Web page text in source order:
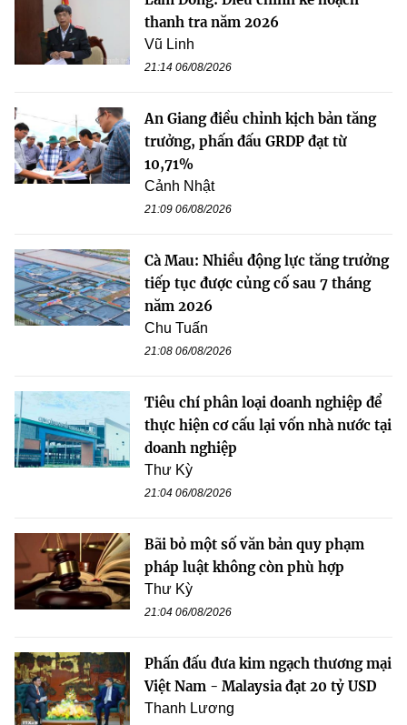
thanh tra năm 2026
Vũ Linh
21:14 06/08/2026
An Giang điều chỉnh kịch bản tăng
trưởng, phấn đấu GRDP đạt từ
10,71%
Cảnh Nhật
21:09 06/08/2026
Cà Mau: Nhiều động lực tăng trưởng
tiếp tục được củng cố sau 7 tháng
năm 2026
Chu Tuấn
21:08 06/08/2026
Tiêu chí phân loại doanh nghiệp để
thực hiện cơ cấu lại vốn nhà nước tại
doanh nghiệp
Thư Kỳ
21:04 06/08/2026
Bãi bỏ một số văn bản quy phạm
pháp luật không còn phù hợp
Thư Kỳ
21:04 06/08/2026
Phấn đấu đưa kim ngạch thương mại
Việt Nam - Malaysia đạt 20 tỷ USD
Thanh Lương